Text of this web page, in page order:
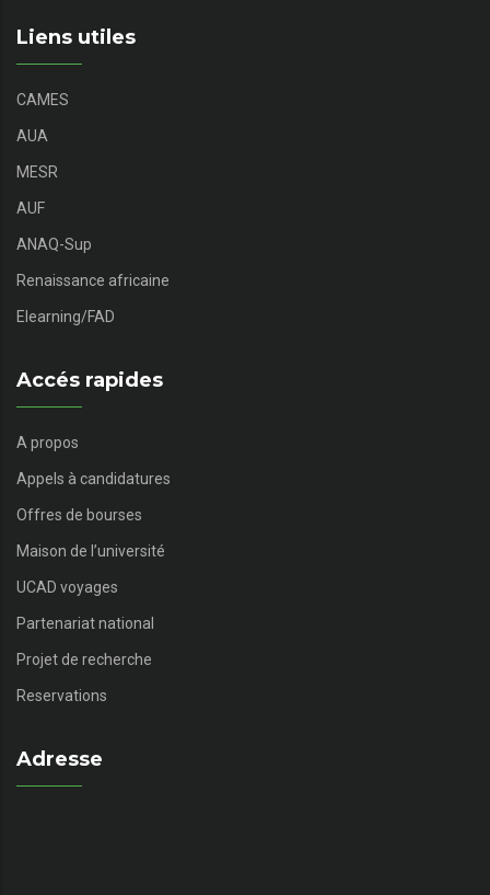
Liens utiles
CAMES
AUA
MESR
AUF
ANAQ-Sup
Renaissance africaine
Elearning/FAD
Accés rapides
A propos
Appels à candidatures
Offres de bourses
Maison de l’université
UCAD voyages
Partenariat national
Projet de recherche
Reservations
Adresse